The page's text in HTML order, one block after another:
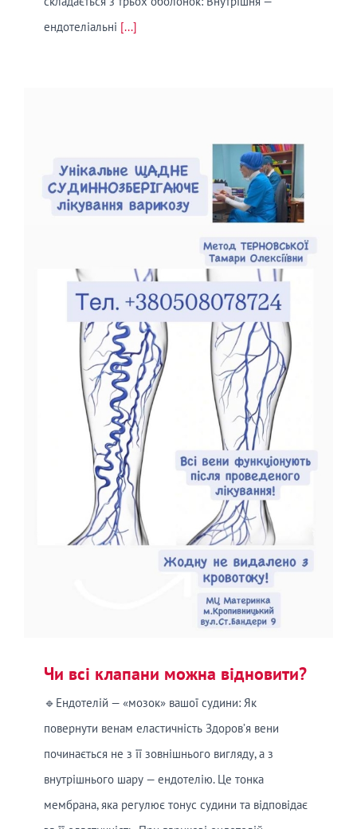
ендотеліальні [...]
Чи всі клапани можна відновити?
🔹Ендотелій — «мозок» вашої судини: Як
повернути венам еластичність Здоров’я вени
починається не з її зовнішнього вигляду, а з
внутрішнього шару — ендотелію. Це тонка
мембрана, яка регулює тонус судини та відповідає